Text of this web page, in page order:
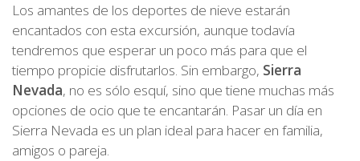
Los amantes de los deportes de nieve estarán
encantados con esta excursión, aunque todavía
tendremos que esperar un poco más para que el
tiempo propicie disfrutarlos. Sin embargo, Sierra
Nevada, no es sólo esquí, sino que tiene muchas más
opciones de ocio que te encantarán. Pasar un día en
Sierra Nevada es un plan ideal para hacer en familia,
amigos o pareja.